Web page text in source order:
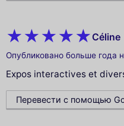
Céline
Опубликовано больше года
Expos interactives et
Перевести с помощью